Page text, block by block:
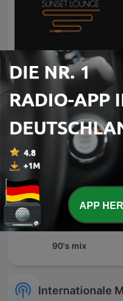
Sunset Lounge
90's mix
Internationale
APP